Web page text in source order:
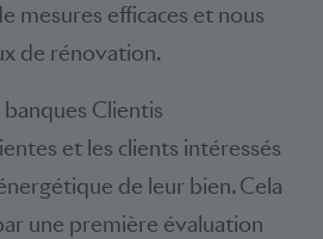
mesures efficaces et nous
de rénovation.
banques Clientis
et les clients intéressés
de leur bien. Cela
une première évaluation